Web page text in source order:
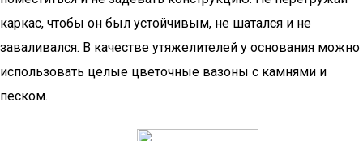
каркас, чтобы он был устойчивым, не шатался и не
заваливался. В качестве утяжелителей у основания можно
использовать целые цветочные вазоны с камнями и
песком.